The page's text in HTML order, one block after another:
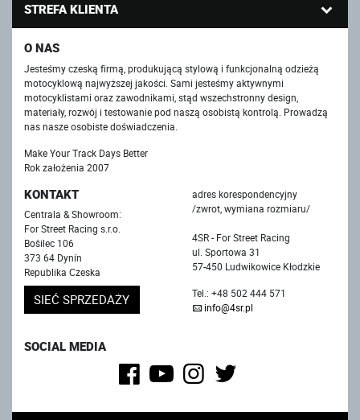
STREFA KLIENTA
O NAS
Jesteśmy czeską firmą, produkującą stylową i funkcjonalną odzieżą
motocyklową najwyższej jakości. Sami jesteśmy aktywnymi
motocyklistami oraz zawodnikami, stąd wszechstronny design,
materiały, rozwój i testowanie pod naszą osobistą kontrolą. Prowadzą
nas nasze osobiste doświadczenia.
Make Your Track Days Better
Rok założenia 2007
KONTAKT
Centrala & Showroom:
For Street Racing s.r.o.
Bošilec 106
373 64 Dynín
Republika Czeska
SIEĆ SPRZEDAŻY
adres korespondencyjny
/zwrot, wymiana rozmiaru/
4SR - For Street Racing
ul. Sportowa 31
57-450 Ludwikowice Kłodzkie
Tel.: +48 502 444 571
info@4sr.pl
SOCIAL MEDIA